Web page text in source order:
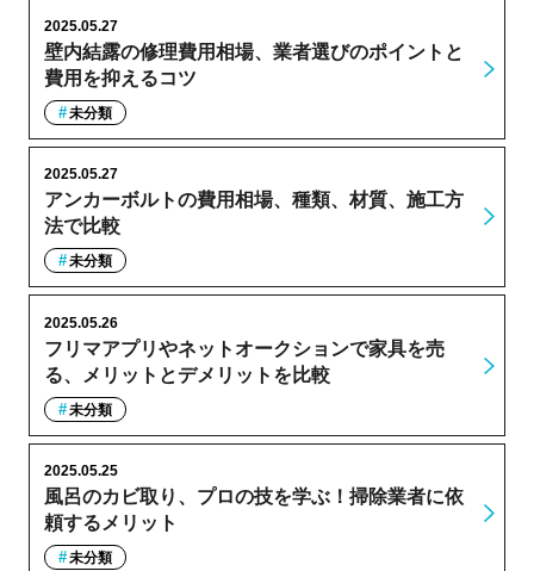
壁内結露の修理費用相場、業者選びのポイントと
費用を抑えるコツ
2025.05.27
未分類
アンカーボルトの費用相場、種類、材質、施工方
法で比較
2025.05.27
未分類
フリマアプリやネットオークションで家具を売
る、メリットとデメリットを比較
2025.05.26
未分類
風呂のカビ取り、プロの技を学ぶ！掃除業者に依
頼するメリット
2025.05.25
未分類